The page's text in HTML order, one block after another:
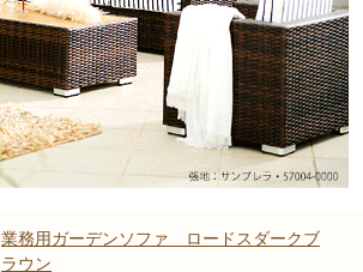
業務用ガーデンソファ ロードスダークブ
ラウン